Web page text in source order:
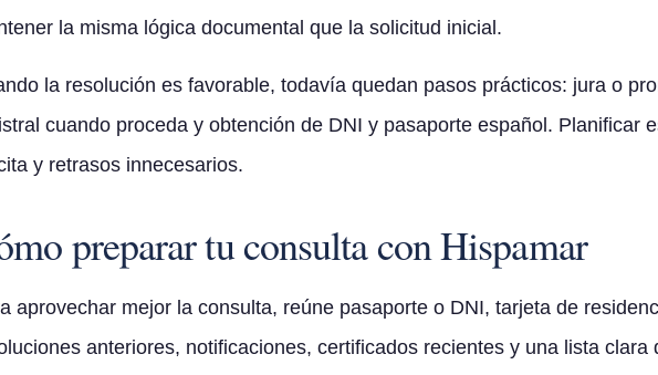
la misma lógica documental que la solicitud inicial.
la resolución es favorable, todavía quedan pasos prácticos: jura o
cuando proceda y obtención de DNI y pasaporte español. Planificar
y retrasos innecesarios.
preparar tu consulta con Hispamar
aprovechar mejor la consulta, reúne pasaporte o DNI, tarjeta de
anteriores, notificaciones, certificados recientes y una lista clara